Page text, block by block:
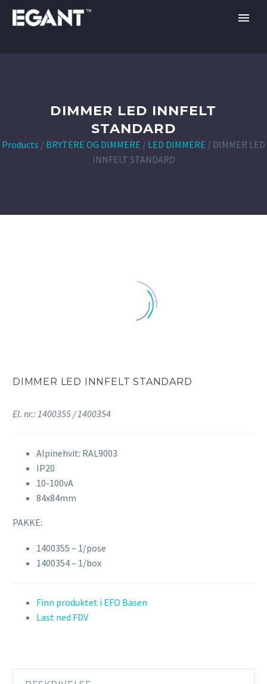
DIMMER LED INNFELT
STANDARD
Products / BRYTERE OG DIMMERE / LED DIMMERE / DIMMER LED
INNFELT STANDARD
DIMMER LED INNFELT STANDARD
El. nr.: 1400355 / 1400354
Alpinehvit: RAL9003
IP20
10-100vA
84x84mm
PAKKE:
1400355 – 1/pose
1400354 – 1/box
Finn produktet i EFO Basen
Last ned FDV